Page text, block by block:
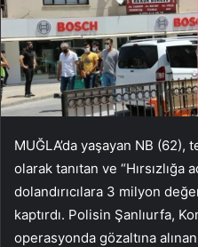
MUĞLA’da yaşayan NB
olarak tanıtan ve “Hırsızlığa
dolandırıcılara 3 milyon
kaptırdı. Polisin Şanlıurfa,
operasyonda gözaltına